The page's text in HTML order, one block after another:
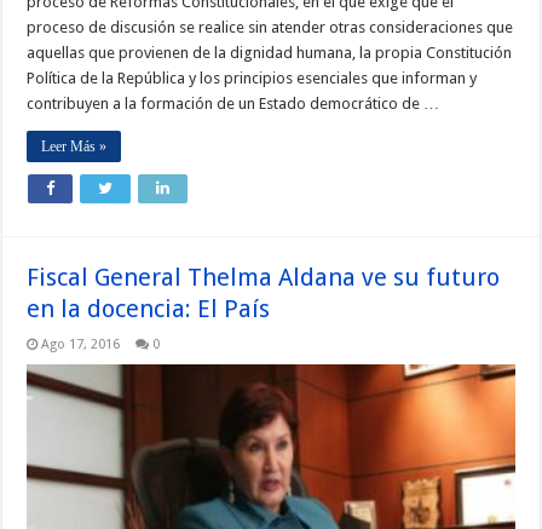
proceso de discusión se realice sin atender otras consideraciones que
aquellas que provienen de la dignidad humana, la propia Constitución
Política de la República y los principios esenciales que informan y
contribuyen a la formación de un Estado democrático de …
Leer Más »
Fiscal General Thelma Aldana ve su futuro
en la docencia: El País
Ago 17, 2016 0